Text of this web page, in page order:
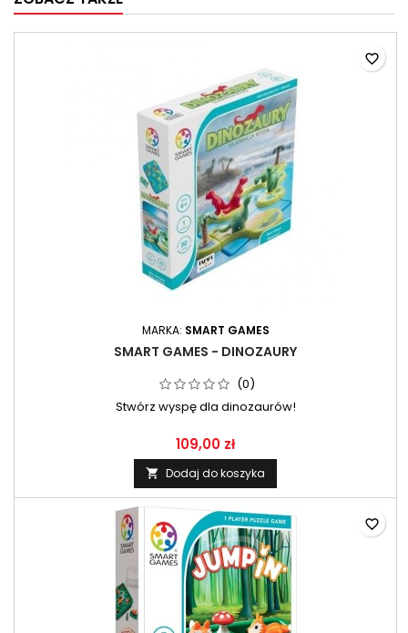
MARKA: SMART GAMES
SMART GAMES - DINOZAURY
(0)
Stwórz wyspę dla dinozaurów!
109,00 zł
 Dodaj do koszyka
favorite_border
favorite_border